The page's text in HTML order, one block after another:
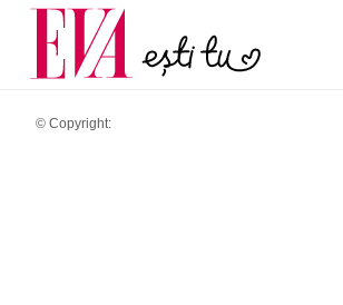
© Copyright:
Carieră
Actualitate